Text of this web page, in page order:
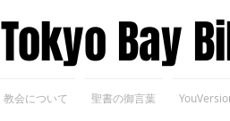
​Tokyo Bay
教会について 聖書の御言葉